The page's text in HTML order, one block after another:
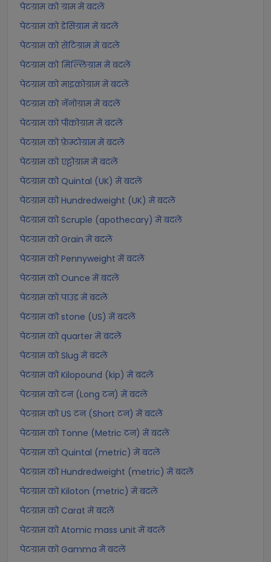
पेटग्राम को ग्राम में बदलें
पेटग्राम को डेसिग्राम में बदलें
पेटग्राम को सेंटिग्राम में बदलें
पेटग्राम को मिल्लिग्राम में बदलें
पेटग्राम को माइक्रोग्राम में बदलें
पेटग्राम को नॅनोग्राम में बदलें
पेटग्राम को पीकोग्राम में बदलें
पेटग्राम को फ़ेम्टोग्राम में बदलें
पेटग्राम को एट्टोग्राम में बदलें
पेटग्राम को Quintal (UK) में बदलें
पेटग्राम को Hundredweight (UK) में बदलें
पेटग्राम को Scruple (apothecary) में बदलें
पेटग्राम को Grain में बदलें
पेटग्राम को Pennyweight में बदलें
पेटग्राम को Ounce में बदलें
पेटग्राम को पाउंड में बदलें
पेटग्राम को stone (US) में बदलें
पेटग्राम को quarter में बदलें
पेटग्राम को Slug में बदलें
पेटग्राम को Kilopound (kip) में बदलें
पेटग्राम को टन (Long टन) में बदलें
पेटग्राम को US टन (Short टन) में बदलें
पेटग्राम को Tonne (Metric टन) में बदलें
पेटग्राम को Quintal (metric) में बदलें
पेटग्राम को Hundredweight (metric) में बदलें
पेटग्राम को Kiloton (metric) में बदलें
पेटग्राम को Carat में बदलें
पेटग्राम को Atomic mass unit में बदलें
पेटग्राम को Gamma में बदलें